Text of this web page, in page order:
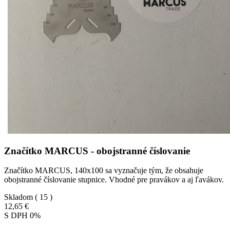
Značítko MARCUS - obojstranné číslovanie
Značítko MARCUS, 140x100 sa vyznačuje tým, že obsahuje
obojstranné číslovanie stupnice. Vhodné pre pravákov a aj ľavákov.
Skladom ( 15 )
12,65 €
S DPH 0%